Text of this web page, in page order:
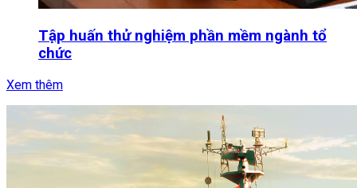
Tập huấn thử nghiệm phần mềm ngành tổ
chức
Xem thêm